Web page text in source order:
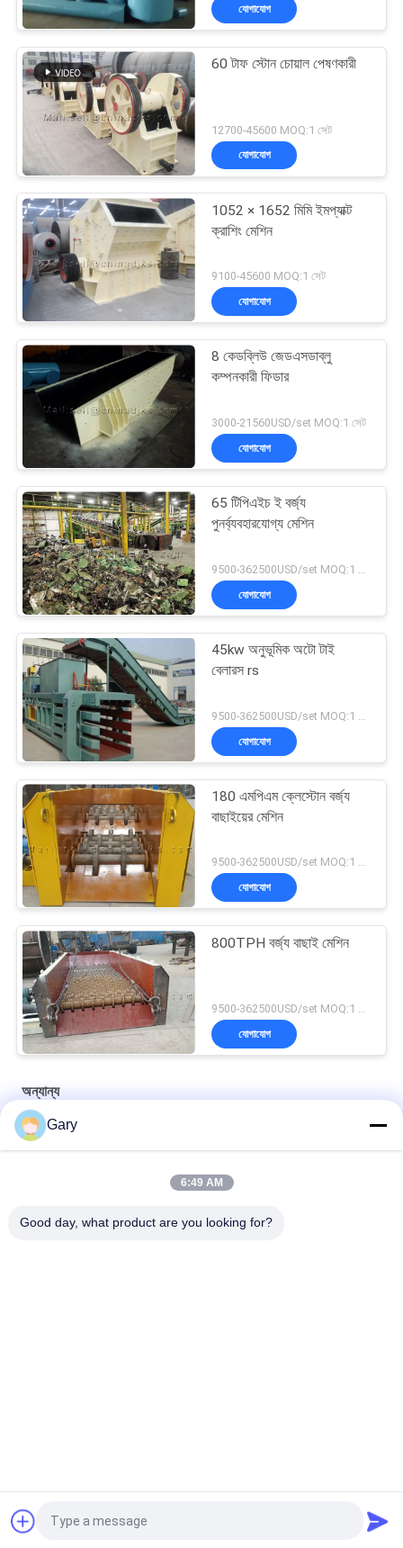
যোগাযোগ
60 টাফ স্টোন চোয়াল পেষণকারী
12700-45600 MOQ:1 সেট
যোগাযোগ
1052 × 1652 মিমি ইমপ্যাক্ট
ক্রাশিং মেশিন
9100-45600 MOQ:1 সেট
যোগাযোগ
8 কেডব্লিউ জেডএসডাব্লু
কম্পনকারী ফিডার
3000-21560USD/set MOQ:1 সেট
যোগাযোগ
65 টিপিএইচ ই বর্জ্য
পুনর্ব্যবহারযোগ্য মেশিন
যোগাযোগ
45kw অনুভূমিক অটো টাই
বেলারস rs
যোগাযোগ
180 এমপিএম ক্লেস্টোন বর্জ্য
বাছাইয়ের মেশিন
9500-362500USD/set MOQ:1 সেট
যোগাযোগ
800TPH বর্জ্য বাছাই মেশিন
9500-362500USD/set MOQ:1 সেট
যোগাযোগ
অন্যান্য
50CBM 2.8M ব্যাস 8.4M দৈর্ঘ্য উচ্চ চাপ ট্যাঙ্ক
Gary
6:49 AM
Good day, what product are you looking for?